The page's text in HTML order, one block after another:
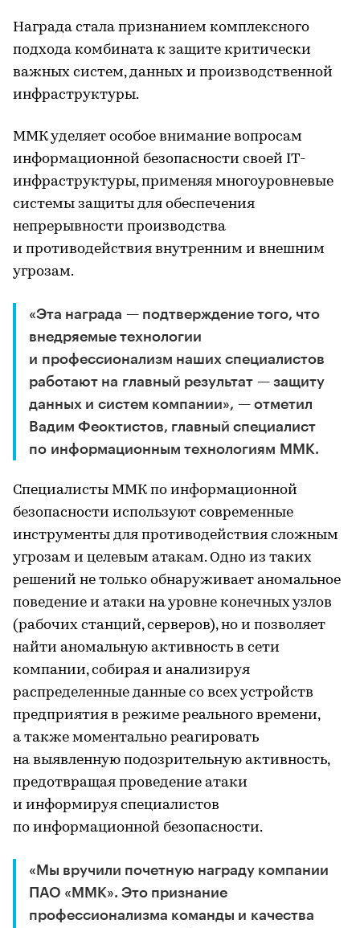
Награда стала признанием комплексного
подхода комбината к защите критически
важных систем, данных и производственной
инфраструктуры.
ММК уделяет особое внимание вопросам
информационной безопасности своей IT-
инфраструктуры, применяя многоуровневые
системы защиты для обеспечения
непрерывности производства
и противодействия внутренним и внешним
угрозам.
«Эта награда — подтверждение того, что
внедряемые технологии
и профессионализм наших специалистов
работают на главный результат — защиту
данных и систем компании», — отметил
Вадим Феоктистов, главный специалист
по информационным технологиям ММК.
Специалисты ММК по информационной
безопасности используют современные
инструменты для противодействия сложным
угрозам и целевым атакам. Одно из таких
решений не только обнаруживает аномальное
поведение и атаки на уровне конечных узлов
(рабочих станций, серверов), но и позволяет
найти аномальную активность в сети
компании, собирая и анализируя
распределенные данные со всех устройств
предприятия в режиме реального времени,
а также моментально реагировать
на выявленную подозрительную активность,
предотвращая проведение атаки
и информируя специалистов
по информационной безопасности.
«Мы вручили почетную награду компании
ПАО «ММК». Это признание
профессионализма команды и качества